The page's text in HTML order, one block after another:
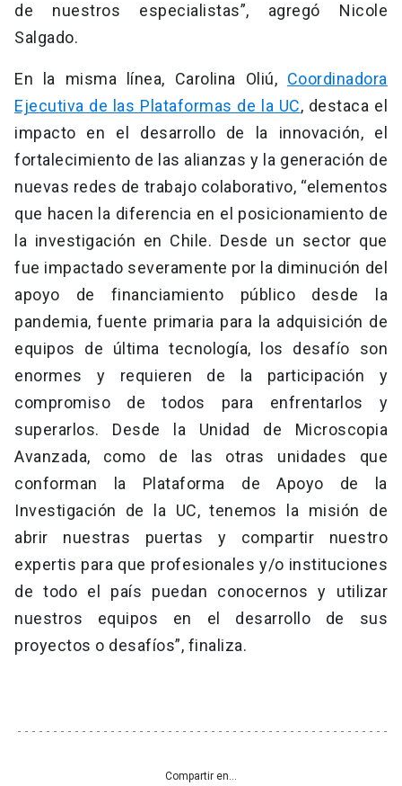
de nuestros especialistas”, agregó Nicole
Salgado.
En la misma línea, Carolina Oliú, Coordinadora
Ejecutiva de las Plataformas de la UC, destaca el
impacto en el desarrollo de la innovación, el
fortalecimiento de las alianzas y la generación de
nuevas redes de trabajo colaborativo, “elementos
que hacen la diferencia en el posicionamiento de
la investigación en Chile. Desde un sector que
fue impactado severamente por la diminución del
apoyo de financiamiento público desde la
pandemia, fuente primaria para la adquisición de
equipos de última tecnología, los desafío son
enormes y requieren de la participación y
compromiso de todos para enfrentarlos y
superarlos. Desde la Unidad de Microscopia
Avanzada, como de las otras unidades que
conforman la Plataforma de Apoyo de la
Investigación de la UC, tenemos la misión de
abrir nuestras puertas y compartir nuestro
expertis para que profesionales y/o instituciones
de todo el país puedan conocernos y utilizar
nuestros equipos en el desarrollo de sus
proyectos o desafíos”, finaliza.
Compartir en...